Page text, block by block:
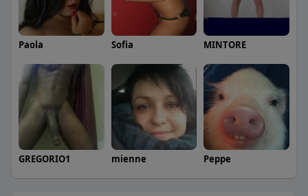
Paola Sofia MINTORE
GREGORIO1 mienne Peppe